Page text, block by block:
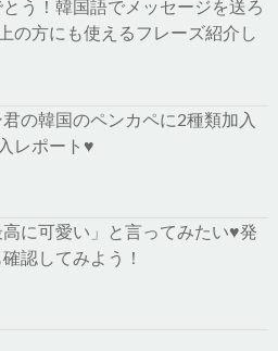
う！韓国語でメッセージを送ろ
の方にも使えるフレーズ紹介し
の韓国のペンカペに2種類加入
レポート♥
に可愛い」と言ってみたい♥発
認してみよう！